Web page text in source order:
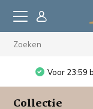
Voor 23:59
Collectie